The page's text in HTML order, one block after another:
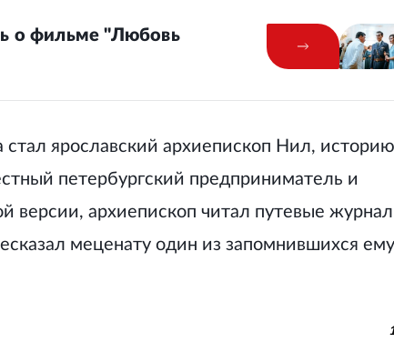
о фильме "Любовь
стал ярославский архиепископ Нил, историю
петербургский предприниматель и
версии, архиепископ читал путевые
меценату один из запомнившихся ему